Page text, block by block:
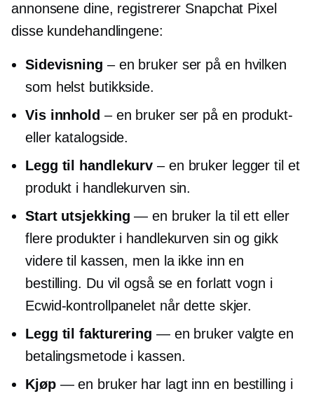
annonsene dine, registrerer Snapchat Pixel
disse kundehandlingene:
Sidevisning – en bruker ser på en hvilken
som helst butikkside.
Vis innhold – en bruker ser på en produkt-
eller katalogside.
Legg til handlekurv – en bruker legger til et
produkt i handlekurven sin.
Start utsjekking — en bruker la til ett eller
flere produkter i handlekurven sin og gikk
videre til kassen, men la ikke inn en
bestilling. Du vil også se en forlatt vogn i
Ecwid-kontrollpanelet når dette skjer.
Legg til fakturering — en bruker valgte en
betalingsmetode i kassen.
Kjøp— en bruker har lagt inn en bestilling i